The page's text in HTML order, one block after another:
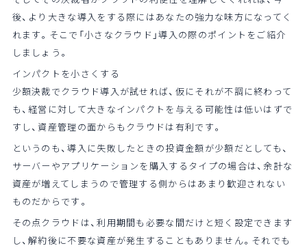
後、より大きな導入をする際にはあなたの強力な味方になってく
れます。そこで「小さなクラウド」導入の際のポイントをご紹介
しましょう。
インパクトを小さくする
少額決裁でクラウド導入が試せれば、仮にそれが不調に終わって
も、経営に対して大きなインパクトを与える可能性は低いはずで
すし、資産管理の面からもクラウドは有利です。
というのも、導入に失敗したときの投資金額が少額だとしても、
サーバーやアプリケーションを購入するタイプの場合は、余計な
資産が増えてしまうので管理する側からはあまり歓迎されない
ものだからです。
その点クラウドは、利用期間も必要な間だけと短く設定できます
し、解約後に不要な資産が発生することもありません。それでも